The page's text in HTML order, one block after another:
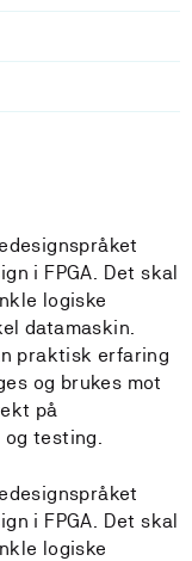
i FPGA. Det skal
logiske
datamaskin.
praktisk erfaring
og brukes mot
på
og testing.
i FPGA. Det skal
logiske